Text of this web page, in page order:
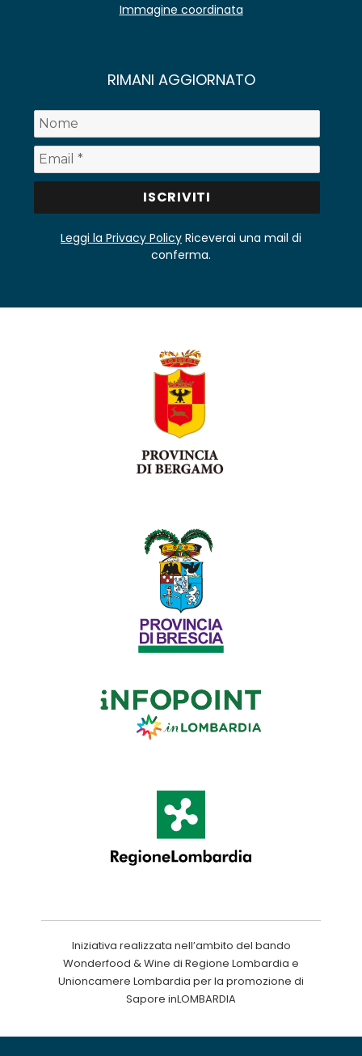
Immagine coordinata
RIMANI AGGIORNATO
Leggi la Privacy Policy Riceverai una mail di
conferma.
Iniziativa realizzata nell’ambito del bando
Wonderfood & Wine di Regione Lombardia e
Unioncamere Lombardia per la promozione di
Sapore inLOMBARDIA